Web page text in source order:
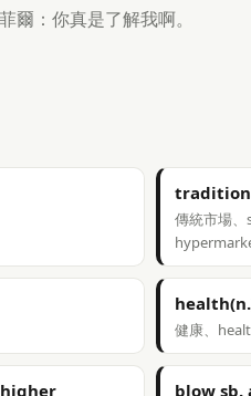
菲爾：你真是了解我啊。
傳統市場、
健康、
blow sb.